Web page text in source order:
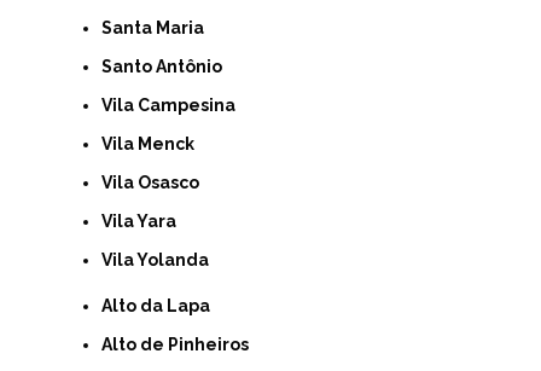
Santa Maria
Santo Antônio
Vila Campesina
Vila Menck
Vila Osasco
Vila Yara
Vila Yolanda
Alto da Lapa
Alto de Pinheiros